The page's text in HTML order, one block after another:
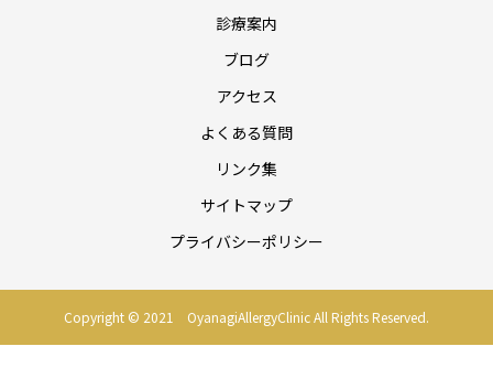
診療案内
ブログ
アクセス
よくある質問
リンク集
サイトマップ
プライバシーポリシー
Copyright © 2021 OyanagiAllergyClinic All Rights Reserved.